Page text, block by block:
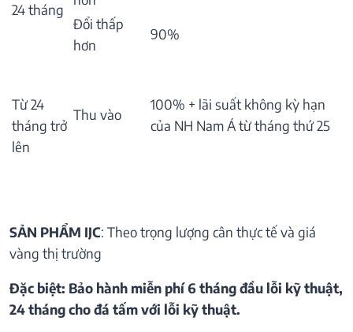
24 tháng
Đổi thấp
hơn
90%
Từ 24
tháng trở
lên
Thu vào
100% + lãi suất không kỳ hạn
của NH Nam Á từ tháng thứ 25
SẢN PHẨM IJC: Theo trọng lượng cân thực tế và giá
vàng thị trường
Đặc biệt: Bảo hành miễn phí 6 tháng đầu lỗi kỹ thuật,
24 tháng cho đá tấm với lỗi kỹ thuật.